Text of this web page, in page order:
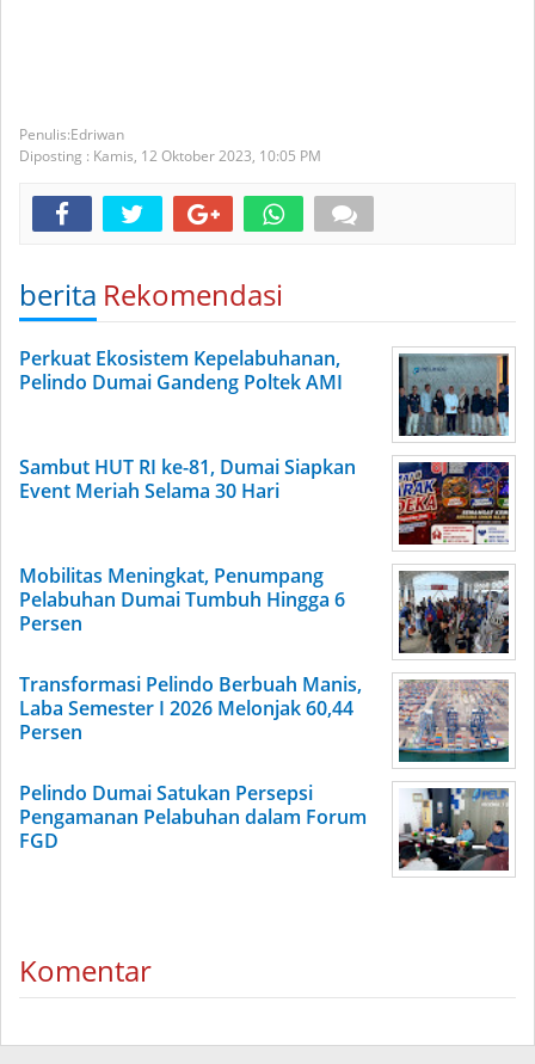
Edriwan
Diposting : Kamis, 12 Oktober 2023, 10:05 PM
berita Rekomendasi
Perkuat Ekosistem Kepelabuhanan,
Pelindo Dumai Gandeng Poltek AMI
Sambut HUT RI ke-81, Dumai Siapkan
Event Meriah Selama 30 Hari
Mobilitas Meningkat, Penumpang
Pelabuhan Dumai Tumbuh Hingga 6
Persen
Transformasi Pelindo Berbuah Manis,
Laba Semester I 2026 Melonjak 60,44
Persen
Pelindo Dumai Satukan Persepsi
Pengamanan Pelabuhan dalam Forum
FGD
Komentar